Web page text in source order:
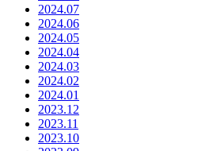
2024.07
2024.06
2024.05
2024.04
2024.03
2024.02
2024.01
2023.12
2023.11
2023.10